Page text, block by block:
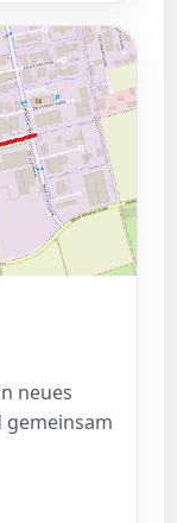
neues
gemeinsam